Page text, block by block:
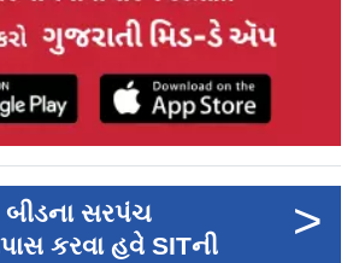
સરપંચ
કરવા હવે SITની
>